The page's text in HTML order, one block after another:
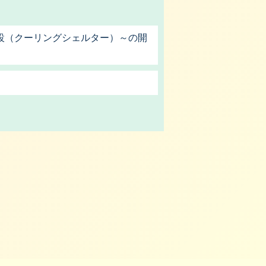
クーリングシェルター）～の開